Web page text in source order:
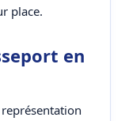
place.
en